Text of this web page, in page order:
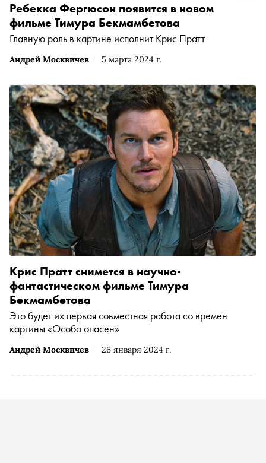
Андрей Москвичев 5 марта 2024 г.
Ребекка Фергюсон появится в новом
фильме Тимура Бекмамбетова
Главную роль в картине исполнит Крис Пратт
Андрей Москвичев 26 января 2024 г.
Крис Пратт снимется в научно-
фантастическом фильме Тимура
Бекмамбетова
Это будет их первая совместная работа со времен
картины «Особо опасен»